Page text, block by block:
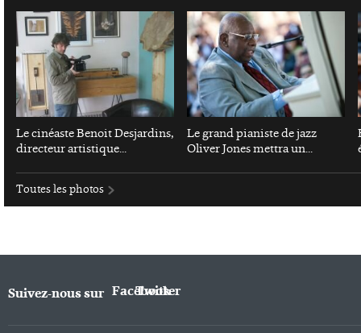
Le cinéaste Benoit Desjardins,
directeur artistique...
Le grand pianiste de jazz
Oliver Jones mettra un...
Toutes les photos
Suivez-nous sur Facebook
Twitter